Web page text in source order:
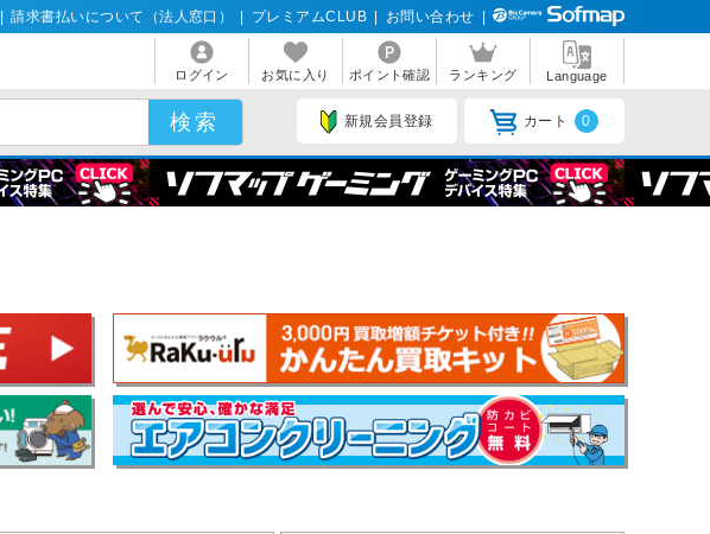
請求書払いについて（法人窓口） プレミアムCLUB お問い合わせ
ログイン お気に入り ポイント確認 ランキング Language
新規会員登録 カート 0